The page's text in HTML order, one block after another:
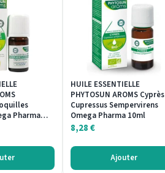
Pharma…
HUILE ESSENTIELLE
PHYTOSUN AROMS Cyprès
Cupressus Sempervirens
Omega Pharma 10ml
8,28€
Ajouter